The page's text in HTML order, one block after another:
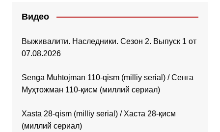
Видео
Выживалити. Наследники. Сезон 2. Выпуск 1 от
07.08.2026
Senga Muhtojman 110-qism (milliy serial) / Сенга
Муҳтожман 110-қисм (миллий сериал)
Xasta 28-qism (milliy serial) / Хаста 28-қисм
(миллий сериал)